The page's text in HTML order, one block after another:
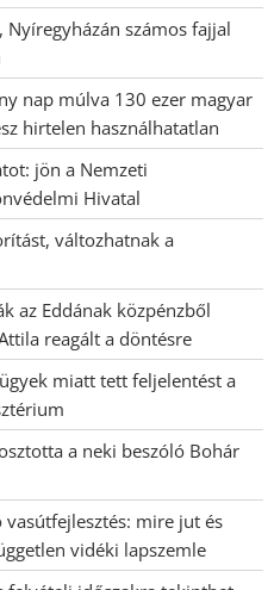
számos fajjal
nap múlva 130 ezer magyar
hirtelen használhatatlan
jön a Nemzeti
Hivatal
változhatnak a
az Eddának közpénzből
reagált a döntésre
miatt tett feljelentést a
a neki beszóló Bohár
mire jut és
vidéki lapszemle